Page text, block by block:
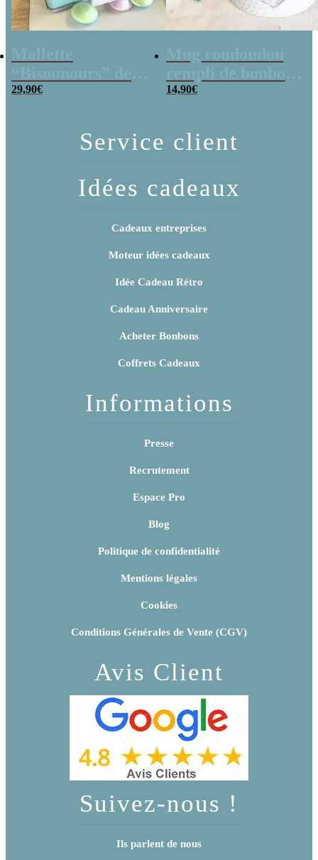
années 80 remplie
29,90€
rétro
14,90€
Service client
Idées cadeaux
Cadeaux entreprises
Moteur idées cadeaux
Idée Cadeau Rétro
Cadeau Anniversaire
Acheter Bonbons
Coffrets Cadeaux
Informations
Presse
Recrutement
Espace Pro
Blog
Politique de confidentialité
Mentions légales
Cookies
Conditions Générales de Vente (CGV)
Avis Client
Suivez-nous !
Ils parlent de nous